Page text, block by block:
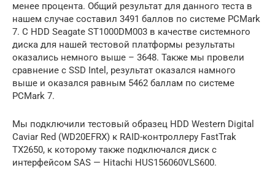
менее процента. Общий результат для данного теста в
нашем случае составил 3491 баллов по системе PCMark
7. С HDD Seagate ST1000DM003 в качестве системного
диска для нашей тестовой платформы результаты
оказались немного выше – 3648. Также мы провели
сравнение с SSD Intel, результат оказался намного
выше и оказался равным 5462 баллам по системе
PCMark 7.
Мы подключили тестовый образец HDD Western Digital
Caviar Red (WD20EFRX) к RAID-контроллеру FastTrak
TX2650, к которому также подключался диск с
интерфейсом SAS — Hitachi HUS156060VLS600.